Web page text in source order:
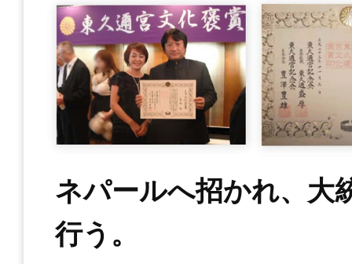
ネパールへ招かれ、⼤
⾏う。